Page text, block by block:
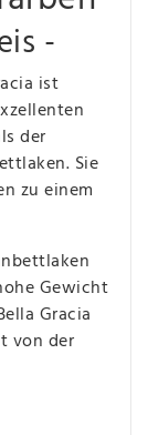
-
ist
der
Sie
zu einem
Gewicht
Gracia
von der